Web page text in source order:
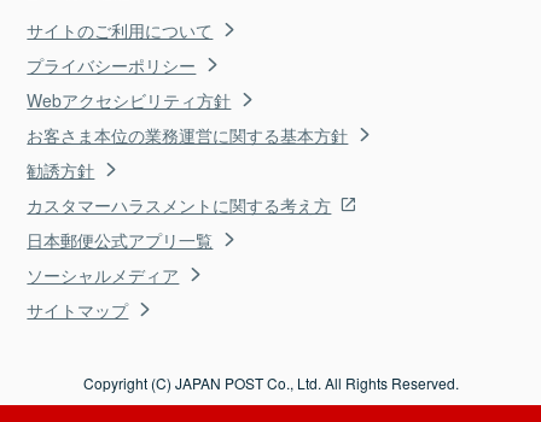
サイトのご利用について
プライバシーポリシー
Webアクセシビリティ方針
お客さま本位の業務運営に関する基本方針
勧誘方針
カスタマーハラスメントに関する考え方
日本郵便公式アプリ一覧
ソーシャルメディア
サイトマップ
Copyright (C) JAPAN POST Co., Ltd. All Rights Reserved.